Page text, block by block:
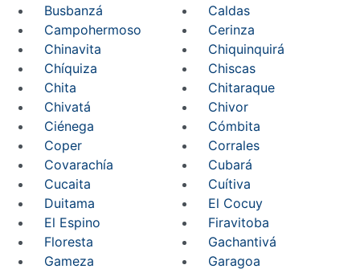
Busbanzá
Caldas
Campohermoso
Cerinza
Chinavita
Chiquinquirá
Chíquiza
Chiscas
Chita
Chitaraque
Chivatá
Chivor
Ciénega
Cómbita
Coper
Corrales
Covarachía
Cubará
Cucaita
Cuítiva
Duitama
El Cocuy
El Espino
Firavitoba
Floresta
Gachantivá
Gameza
Garagoa